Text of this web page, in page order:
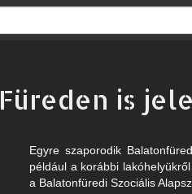
Füreden is
Egyre szaporodik
például a korábbi
a Balatonfüredi Szociális